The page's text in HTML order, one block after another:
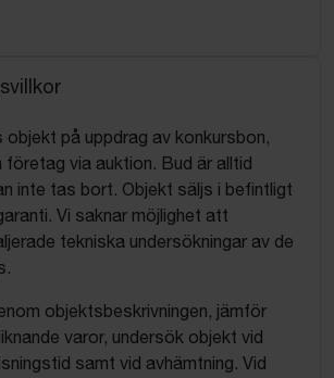
objekt på uppdrag av konkursbon,
företag via auktion. Bud är alltid
inte tas bort. Objekt säljs i befintligt
Vi saknar möjlighet att
tekniska undersökningar av de
objektsbeskrivningen, jämför
varor, undersök objekt vid
samt vid avhämtning. Vid